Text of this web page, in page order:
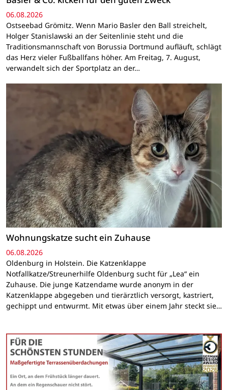
06.08.2026
Ostseebad Grömitz. Wenn Mario Basler den Ball streichelt,
Holger Stanislawski an der Seitenlinie steht und die
Traditionsmannschaft von Borussia Dortmund aufläuft, schlägt
das Herz vieler Fußballfans höher. Am Freitag, 7. August,
verwandelt sich der Sportplatz an der…
Wohnungskatze sucht ein Zuhause
06.08.2026
Oldenburg in Holstein. Die Katzenklappe
Notfallkatze/Streunerhilfe Oldenburg sucht für „Lea“ ein
Zuhause. Die junge Katzendame wurde anonym in der
Katzenklappe abgegeben und tierärztlich versorgt, kastriert,
gechippt und entwurmt. Mit etwas über einem Jahr steckt sie…